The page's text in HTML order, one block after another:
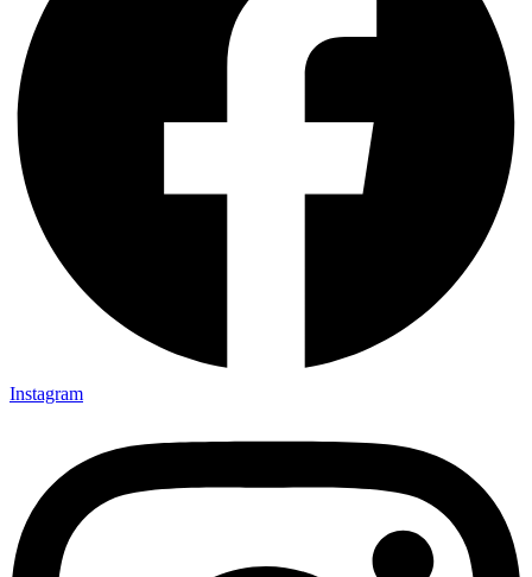
Instagram